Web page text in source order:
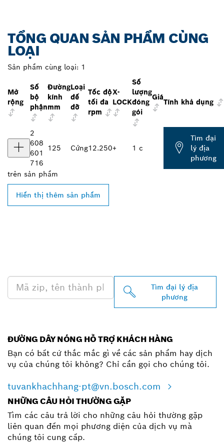
TỔNG QUAN SẢN PHẨM CÙNG
LOẠI
Sản phẩm cùng loại: 1
Mở
rộng
Số
bộ
phận
Đường
kính
mm
Loại
đế
đỡ
Tốc độ
tối đa
rpm
X-
LOCK
Số
lượng
đóng
gói
Giá
Tính khả dụng
2
608
601
716
125 Cứng12.250+ 1 c
Tìm đại
lý địa
phương
trên sản phẩm
Hiển thị thêm sản phẩm
Tìm đại lý địa
phương
ĐƯỜNG DÂY NÓNG HỖ TRỢ KHÁCH HÀNG
Bạn có bất cứ thắc mắc gì về các sản phẩm hay dịch
vụ của chúng tôi không? Chỉ cần gọi cho chúng tôi.
tuvankhachhang-pt@vn.bosch.com
NHỮNG CÂU HỎI THƯỜNG GẶP
Tìm các câu trả lời cho những câu hỏi thường gặp
liên quan đến mọi phương diện của dịch vụ mà
chúng tôi cung cấp.